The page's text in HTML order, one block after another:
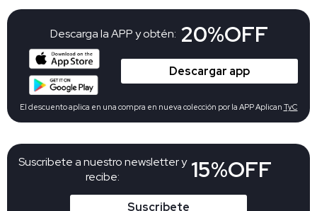
Suscribete a nuestro newsletter y
recibe:
15%OFF
Suscribete
Descarga la APP y obtén: 20%OFF
Descargar app
El descuento aplica en una compra en nueva colección por la APP Aplican TyC